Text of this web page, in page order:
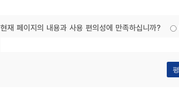
현재 페이지의 내용과 사용 편의성에 만족하십니까?